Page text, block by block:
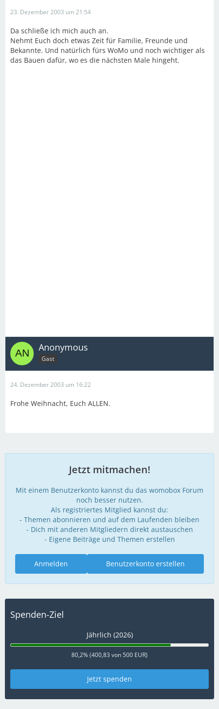
23. Dezember 2003 um 21:54
Da schließe ich mich auch an.
Nehmt Euch doch etwas Zeit für Familie, Freunde und
Bekannte. Und natürlich fürs WoMo und noch wichtiger als
das Bauen dafür, wo es die nächsten Male hingeht.
Anonymous
Gast
24. Dezember 2003 um 16:22
Frohe Weihnacht, Euch ALLEN.
Jetzt mitmachen!
Mit einem Benutzerkonto kannst du das womobox Forum
noch besser nutzen.
Als registriertes Mitglied kannst du:
- Themen abonnieren und auf dem Laufenden bleiben
- Dich mit anderen Mitgliedern direkt austauschen
- Eigene Beiträge und Themen erstellen
Benutzerkonto erstellen
Anmelden
Spenden-Ziel
Jährlich (2026)
80,2% (400,83 von 500 EUR)
Jetzt spenden